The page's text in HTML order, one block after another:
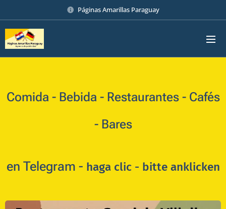
Páginas Amarillas Paraguay
Comida - Bebida - Restaurantes - Cafés
- Bares
en Telegram - haga clic - bitte anklicken